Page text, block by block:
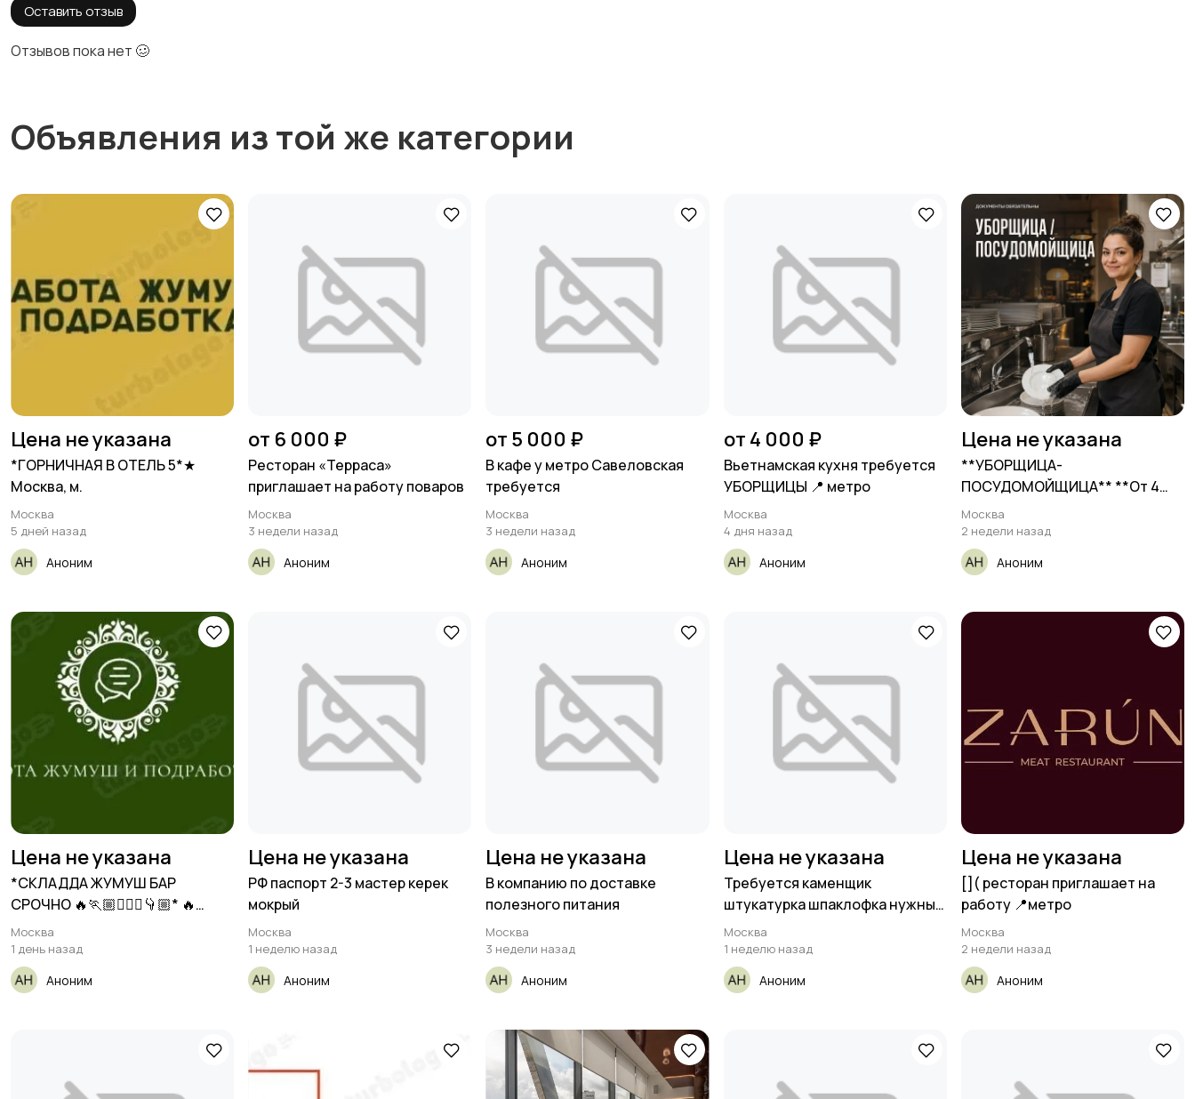
Оставить отзыв
Отзывов пока нет 🥴
Объявления из той же категории
Цена не указана
*ГОРНИЧНАЯ В ОТЕЛЬ 5*★
Москва, м.
Москва
5 дней назад
Аноним
от 6 000 ₽
Ресторан «Терраса»
приглашает на работу поваров
Москва
3 недели назад
Аноним
от 5 000 ₽
В кафе у метро Савеловская
требуется
Москва
3 недели назад
Аноним
от 4 000 ₽
Вьетнамская кухня требуется
УБОРЩИЦЫ 📍 метро
Москва
4 дня назад
Аноним
Цена не указана
**УБОРЩИЦА-
ПОСУДОМОЙЩИЦА** **От 4
500₽/смена** __Ресторан__ •
Москва
2 недели назад
Аноним
Цена не указана
*СКЛАДДА ЖУМУШ БАР
СРОЧНО 🔥🏃🏼🏃🏼‍♀️👇🏼* 🔥
Яндекс
Москва
1 день назад
Аноним
Цена не указана
РФ паспорт 2-3 мастер керек
мокрый
Москва
1 неделю назад
Аноним
Цена не указана
В компанию по доставке
полезного питания
Москва
3 недели назад
Аноним
Цена не указана
Требуется каменщик
штукатурка шпаклофка нужны
срочно
Москва
1 неделю назад
Аноним
Цена не указана
[​]( ресторан приглашает на
работу 📍метро
Москва
2 недели назад
Аноним